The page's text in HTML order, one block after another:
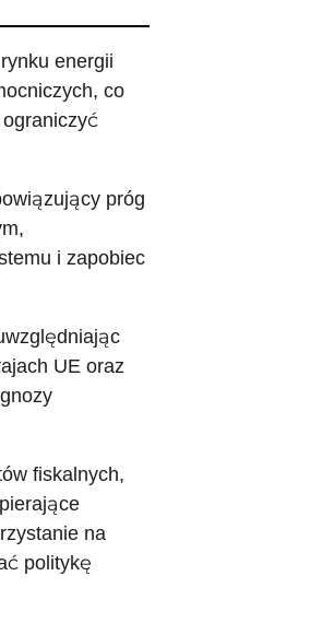
energii
co
próg
i zapobiec
UE oraz
fiskalnych,
na
politykę